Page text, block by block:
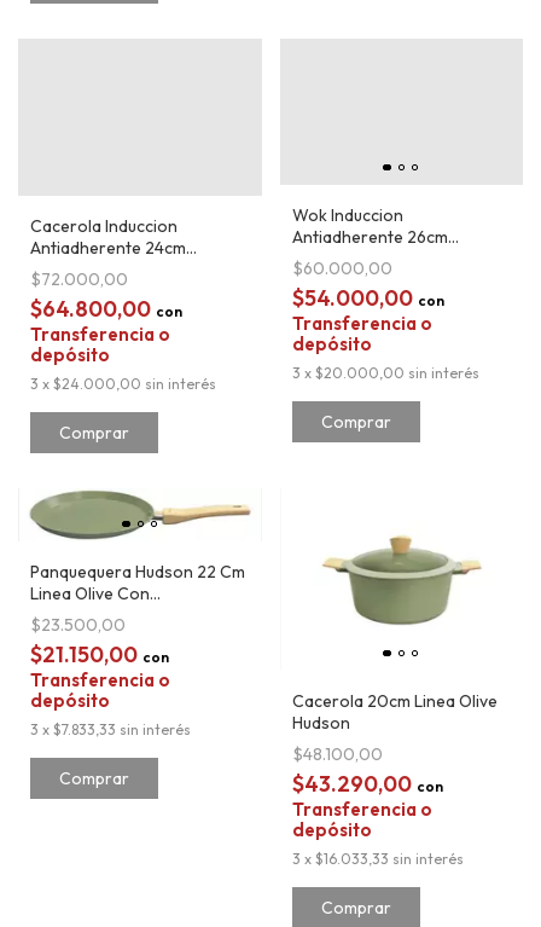
Cacerola Induccion
Antiadherente 24cm
Granito Negro Carol
$72.000,00
$64.800,00 con
Transferencia o
depósito
3 x $24.000,00 sin interés
Wok Induccion
Antiadherente 26cm
Granito Negro Carol
$60.000,00
$54.000,00 con
Transferencia o
depósito
3 x $20.000,00 sin interés
Panquequera Hudson 22 Cm
Linea Olive Con
Antiadherente
$23.500,00
$21.150,00 con
Transferencia o
depósito
3 x $7.833,33 sin interés
Cacerola 20cm Linea Olive
Hudson
$48.100,00
$43.290,00 con
Transferencia o
depósito
3 x $16.033,33 sin interés